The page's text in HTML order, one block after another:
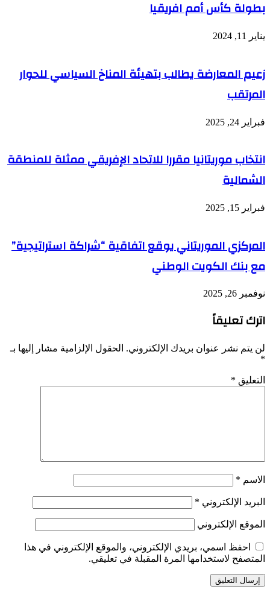
بطولة كأس أمم افريقيا
يناير 11, 2024
زعيم المعارضة يطالب بتهيئة المناخ السياسي للحوار
المرتقب
فبراير 24, 2025
انتخاب موريتانيا مقررا للاتحاد الإفريقي ممثلة للمنطقة
الشمالية
فبراير 15, 2025
المركزي الموريتاني يوقع اتفاقية “شراكة استراتيجية”
مع بنك الكويت الوطني
نوفمبر 26, 2025
اترك تعليقاً
لن يتم نشر عنوان بريدك الإلكتروني. الحقول الإلزامية مشار إليها بـ
*
التعليق *
الاسم *
البريد الإلكتروني *
الموقع الإلكتروني
احفظ اسمي، بريدي الإلكتروني، والموقع الإلكتروني في هذا
المتصفح لاستخدامها المرة المقبلة في تعليقي.